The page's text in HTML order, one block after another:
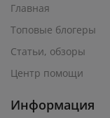
Главная
Топовые блогеры
Статьи, обзоры
Центр помощи
Информация